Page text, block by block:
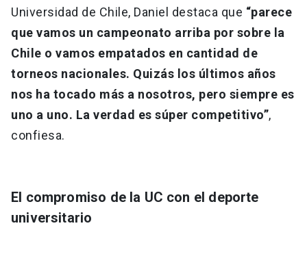
Universidad de Chile, Daniel destaca que “parece
que vamos un campeonato arriba por sobre la
Chile o vamos empatados en cantidad de
torneos nacionales. Quizás los últimos años
nos ha tocado más a nosotros, pero siempre es
uno a uno. La verdad es súper competitivo”,
confiesa.
El compromiso de la UC con el deporte
universitario